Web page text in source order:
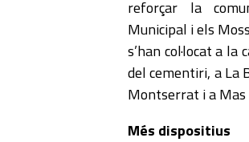
reforçar la
Municipal i els
s’han col·locat a
del cementiri, a La
Montserrat i a Mas
Més dispositius